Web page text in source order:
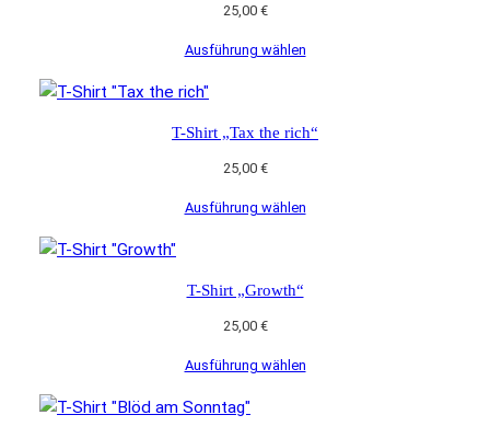
25,00 €
Ausführung wählen
T-Shirt „Tax the rich“
25,00 €
Ausführung wählen
T-Shirt „Growth“
25,00 €
Ausführung wählen